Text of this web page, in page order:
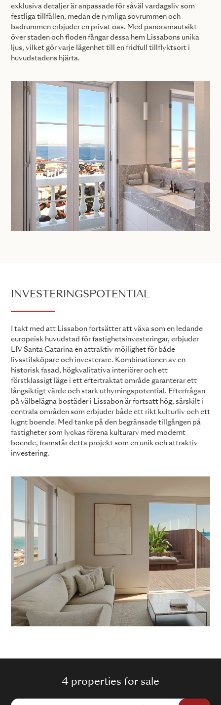
exklusiva detaljer är anpassade för såväl vardagsliv som
festliga tillfällen, medan de rymliga sovrummen och
badrummen erbjuder en privat oas. Med panoramautsikt
över staden och floden fångar dessa hem Lissabons unika
ljus, vilket gör varje lägenhet till en fridfull tillflyktsort i
huvudstadens hjärta.
INVESTERINGSPOTENTIAL
I takt med att Lissabon fortsätter att växa som en ledande
europeisk huvudstad för fastighetsinvesteringar, erbjuder
LIV Santa Catarina en attraktiv möjlighet för både
livsstilsköpare och investerare. Kombinationen av en
historisk fasad, högkvalitativa interiörer och ett
förstklassigt läge i ett eftertraktat område garanterar ett
långsiktigt värde och stark uthyrningspotential. Efterfrågan
på välbelägna bostäder i Lissabon är fortsatt hög, särskilt i
centrala områden som erbjuder både ett rikt kulturliv och ett
lugnt boende. Med tanke på den begränsade tillgången på
fastigheter som lyckas förena kulturarv med modernt
boende, framstår detta projekt som en unik och attraktiv
investering.
4 properties for sale